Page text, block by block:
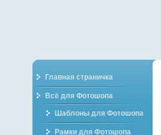
Главная страничка
Всё для Фотошопа
Шаблоны для Фотошопа
Рамки для Фотошопа